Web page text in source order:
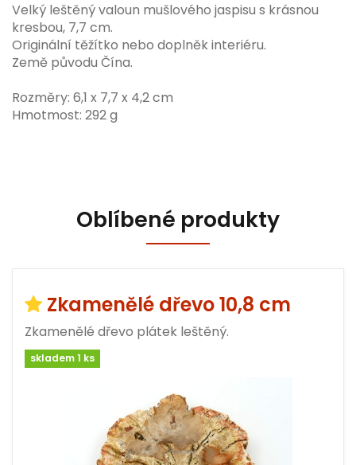
Velký leštěný valoun mušlového jaspisu s krásnou
kresbou, 7,7 cm.
Originální těžítko nebo doplněk interiéru.
Země původu Čína.
Rozměry: 6,1 x 7,7 x 4,2 cm
Hmotmost: 292 g
Oblíbené produkty
Zkamenělé dřevo 10,8 cm
Zkamenělé dřevo plátek leštěný.
skladem 1 ks